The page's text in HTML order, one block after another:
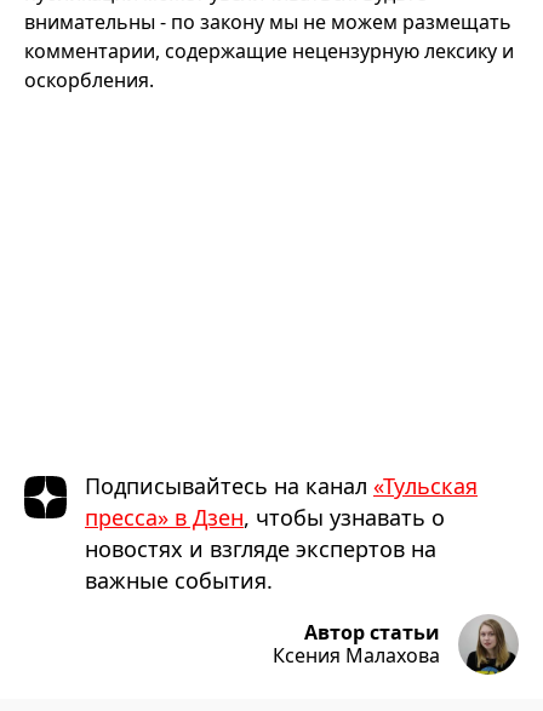
внимательны - по закону мы не можем размещать
комментарии, содержащие нецензурную лексику и
оскорбления.
Подписывайтесь на канал «Тульская
пресса» в Дзен, чтобы узнавать о
новостях и взгляде экспертов на
важные события.
Автор статьи
Ксения Малахова